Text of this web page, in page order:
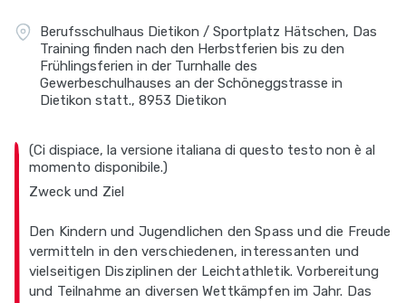
Berufsschulhaus Dietikon / Sportplatz Hätschen, Das
Training finden nach den Herbstferien bis zu den
Frühlingsferien in der Turnhalle des
Gewerbeschulhauses an der Schöneggstrasse in
Dietikon statt., 8953 Dietikon
(Ci dispiace, la versione italiana di questo testo non è al
momento disponibile.)
Zweck und Ziel
Den Kindern und Jugendlichen den Spass und die Freude
vermitteln in den verschiedenen, interessanten und
vielseitigen Disziplinen der Leichtathletik. Vorbereitung
und Teilnahme an diversen Wettkämpfen im Jahr. Das